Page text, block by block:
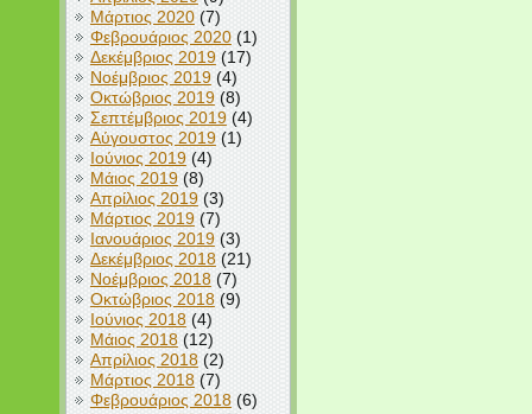
Μάρτιος 2020(7)
Φεβρουάριος 2020(1)
Δεκέμβριος 2019(17)
Νοέμβριος 2019(4)
Οκτώβριος 2019(8)
Σεπτέμβριος 2019(4)
Αύγουστος 2019(1)
Ιούνιος 2019(4)
Μάιος 2019(8)
Απρίλιος 2019(3)
Μάρτιος 2019(7)
Ιανουάριος 2019(3)
Δεκέμβριος 2018(21)
Νοέμβριος 2018(7)
Οκτώβριος 2018(9)
Ιούνιος 2018(4)
Μάιος 2018(12)
Απρίλιος 2018(2)
Μάρτιος 2018(7)
Φεβρουάριος 2018(6)